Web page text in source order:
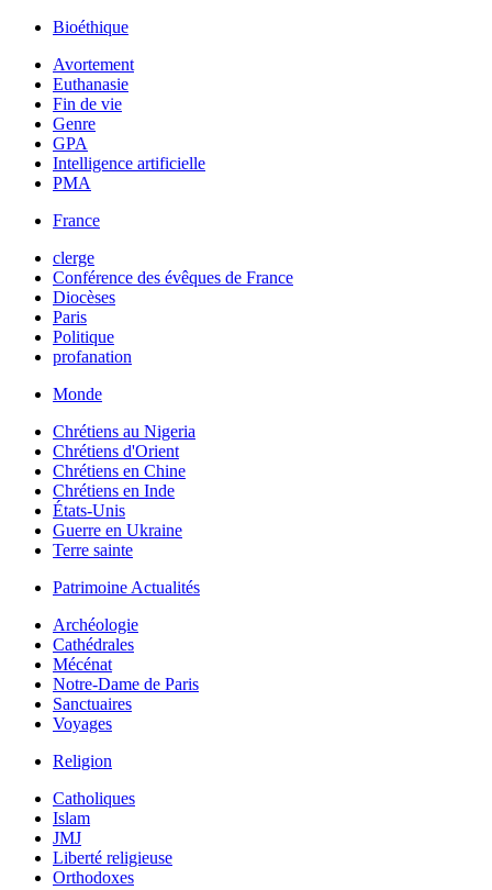
Bioéthique
Avortement
Euthanasie
Fin de vie
Genre
GPA
Intelligence artificielle
PMA
France
clerge
Conférence des évêques de France
Diocèses
Paris
Politique
profanation
Monde
Chrétiens au Nigeria
Chrétiens d'Orient
Chrétiens en Chine
Chrétiens en Inde
États-Unis
Guerre en Ukraine
Terre sainte
Patrimoine Actualités
Archéologie
Cathédrales
Mécénat
Notre-Dame de Paris
Sanctuaires
Voyages
Religion
Catholiques
Islam
JMJ
Liberté religieuse
Orthodoxes